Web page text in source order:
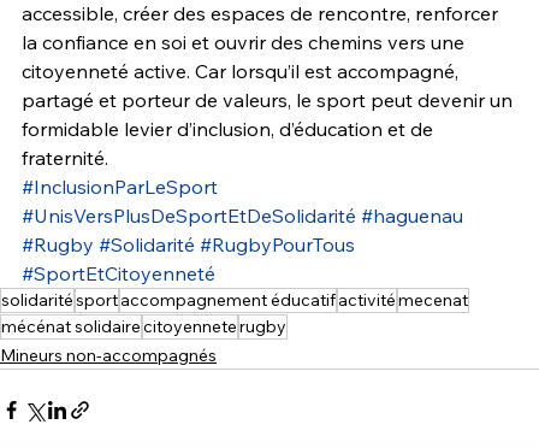
accessible, créer des espaces de rencontre, renforcer
la confiance en soi et ouvrir des chemins vers une
citoyenneté active. Car lorsqu’il est accompagné,
partagé et porteur de valeurs, le sport peut devenir un
formidable levier d’inclusion, d’éducation et de
fraternité.
#InclusionParLeSport
#UnisVersPlusDeSportEtDeSolidarité #haguenau
#Rugby #Solidarité #RugbyPourTous
#SportEtCitoyenneté
solidaritésportaccompagnement éducatifactivitémecenat
mécénat solidairecitoyenneterugby
Mineurs non-accompagnés